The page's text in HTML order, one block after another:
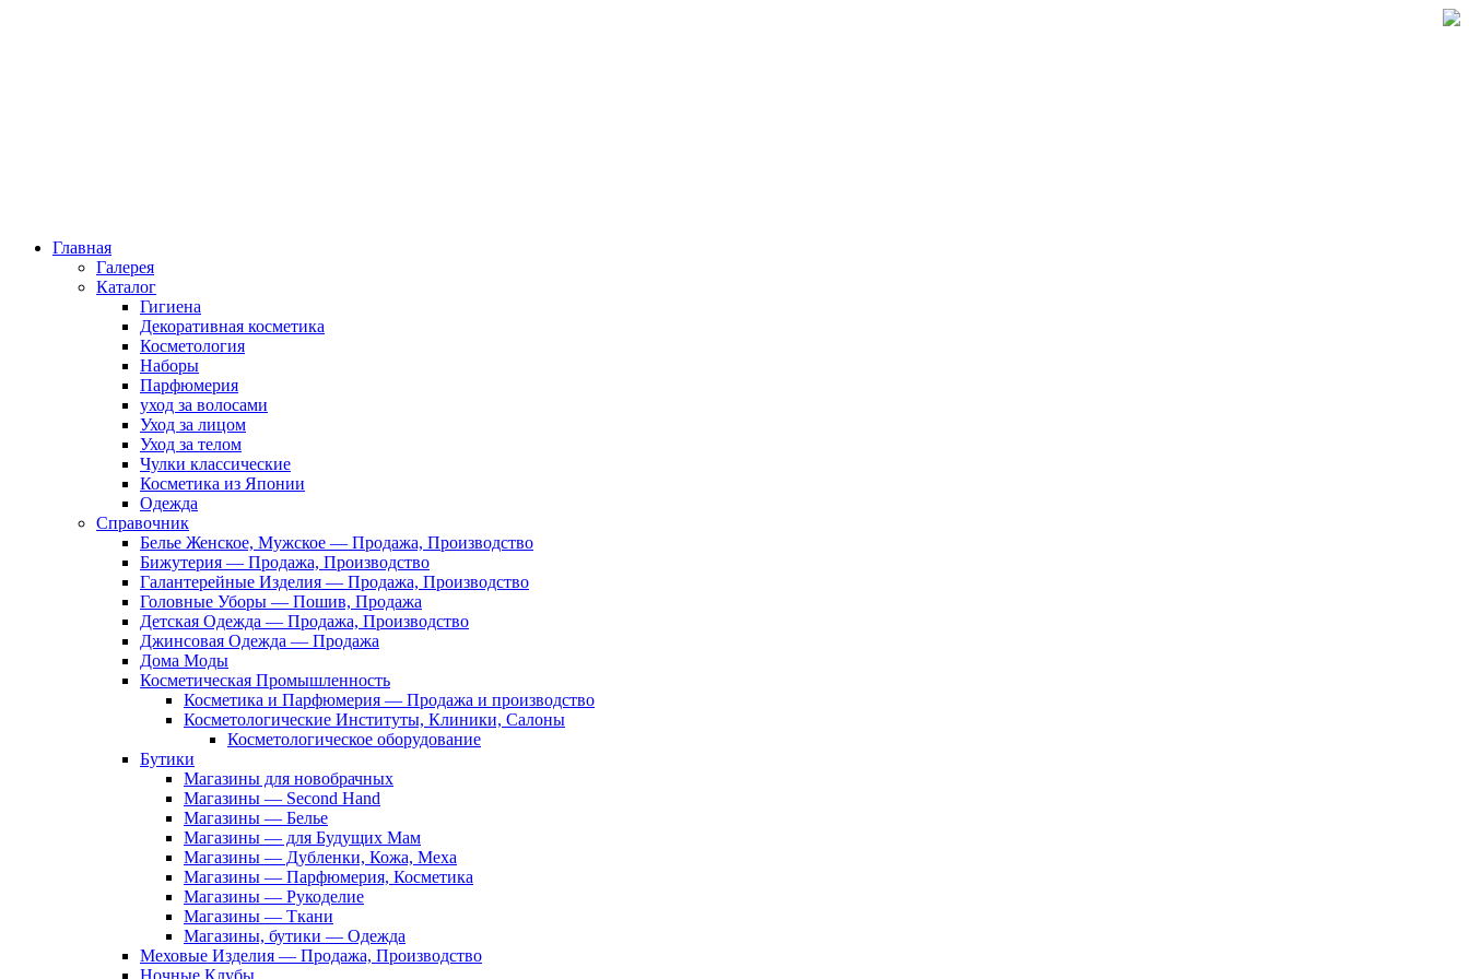
Главная
Галерея
Каталог
Гигиена
Декоративная косметика
Косметология
Наборы
Парфюмерия
уход за волосами
Уход за лицом
Уход за телом
Чулки классические
Косметика из Японии
Одежда
Справочник
Белье Женское, Мужское — Продажа, Производство
Бижутерия — Продажа, Производство
Галантерейные Изделия — Продажа, Производство
Головные Уборы — Пошив, Продажа
Детская Одежда — Продажа, Производство
Джинсовая Одежда — Продажа
Дома Моды
Косметическая Промышленность
Косметика и Парфюмерия — Продажа и производство
Косметологические Институты, Клиники, Салоны
Косметологическое оборудование
Бутики
Магазины для новобрачных
Магазины — Second Hand
Магазины — Белье
Магазины — для Будущих Мам
Магазины — Дубленки, Кожа, Меха
Магазины — Парфюмерия, Косметика
Магазины — Рукоделие
Магазины — Ткани
Магазины, бутики — Одежда
Меховые Изделия — Продажа, Производство
Ночные Клубы